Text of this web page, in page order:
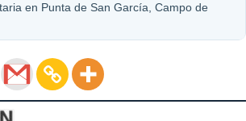
en Punta de San García, Campo de